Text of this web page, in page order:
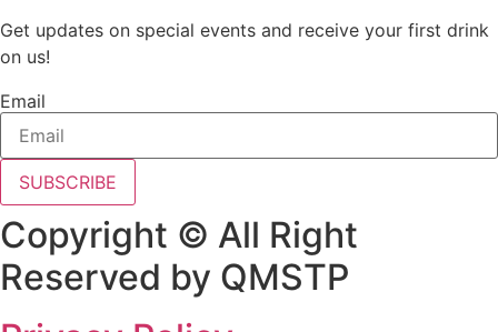
Get updates on special events and receive your first drink
on us!
Email
SUBSCRIBE
Copyright © All Right
Reserved by QMSTP